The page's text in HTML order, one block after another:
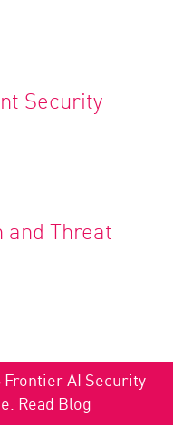
Security
and Threat
Frontier AI Security
Read Blog